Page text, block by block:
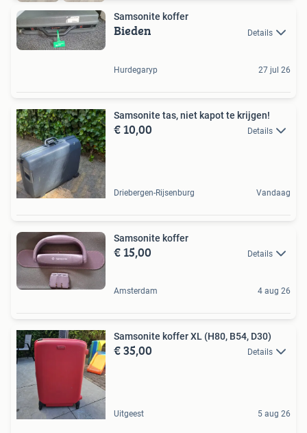
Samsonite koffer
Bieden Details
Hurdegaryp 27 jul 26
Samsonite tas, niet kapot te krijgen!
€ 10,00 Details
Driebergen-Rijsenburg Vandaag
Samsonite koffer
€ 15,00 Details
Amsterdam 4 aug 26
Samsonite koffer XL (H80, B54, D30)
€ 35,00 Details
Uitgeest 5 aug 26